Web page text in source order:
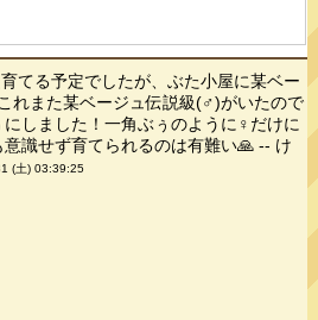
てる予定でしたが、ぶた小屋に某ベー
れまた某ベージュ伝説級(♂)がいたので
しました！一角ぶぅのように♀だけに
識せず育てられるのは有難い🙏 -- け
(土) 03:39:25